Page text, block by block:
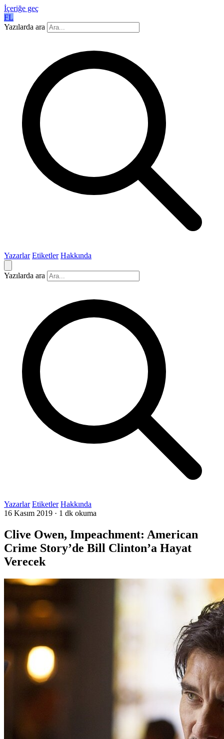
İçeriğe geç
FL
Yazılarda ara
Yazarlar Etiketler Hakkında
Yazılarda ara
Yazarlar Etiketler Hakkında
16 Kasım 2019 · 1 dk okuma
Clive Owen, Impeachment: American
Crime Story’de Bill Clinton’a Hayat
Verecek